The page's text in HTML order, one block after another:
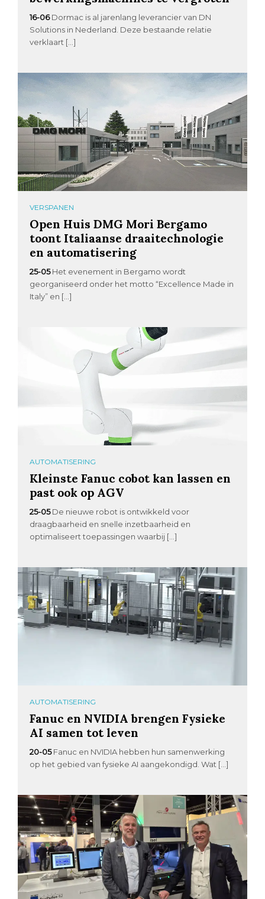
16-06 Dormac is al jarenlang leverancier van DN
Solutions in Nederland. Deze bestaande relatie
verklaart […]
VERSPANEN
Open Huis DMG Mori Bergamo
toont Italiaanse draaitechnologie
en automatisering
25-05 Het evenement in Bergamo wordt
georganiseerd onder het motto “Excellence Made in
Italy” en […]
AUTOMATISERING
Kleinste Fanuc cobot kan lassen en
past ook op AGV
25-05 De nieuwe robot is ontwikkeld voor
draagbaarheid en snelle inzetbaarheid en
optimaliseert toepassingen waarbij […]
AUTOMATISERING
Fanuc en NVIDIA brengen Fysieke
AI samen tot leven
20-05 Fanuc en NVIDIA hebben hun samenwerking
op het gebied van fysieke AI aangekondigd. Wat […]